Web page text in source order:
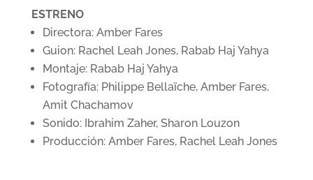
ESTRENO
Directora: Amber Fares
Guion: Rachel Leah Jones, Rabab Haj Yahya
Montaje: Rabab Haj Yahya
Fotografía: Philippe Bellaïche, Amber Fares,
Amit Chachamov
Sonido: Ibrahim Zaher, Sharon Louzon
Producción: Amber Fares, Rachel Leah Jones